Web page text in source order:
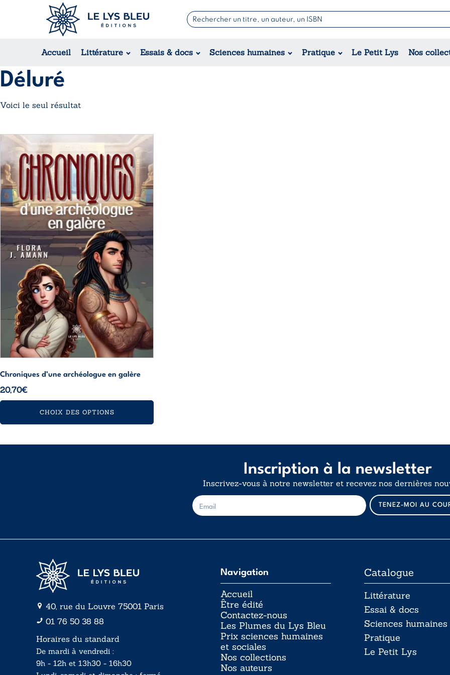
Accueil Littérature Essais & docs Sciences humaines Pratique Le Petit Lys Nos
Romans
Suspense / Thriller / Policier
Romance
Jeunesse
Théâtre
Déluré
Voici le seul résultat
Chroniques d’une archéologue en galère
20,70€
CHOIX DES OPTIONS
Ce
produit
a
plusieurs
variations.
Les
options
peuvent
être
choisies
page
produit
Inscription à la newsletter
Inscrivez-vous à notre newsletter et recevez nos dernières
m
i
E
-
m
i
TENEZ-MOI AU
40, rue du Louvre 75001 Paris
01 76 50 38 88
Horaires du standard
De mardi à vendredi :
9h - 12h et 13h30 - 16h30
Navigation
Accueil
Être édité
Contactez-nous
Les Plumes du Lys Bleu
Prix sciences humaines
et sociales
Nos collections
Nos auteurs
Catalogue
Littérature
Essai & docs
Sciences humaines
Pratique
Le Petit Lys